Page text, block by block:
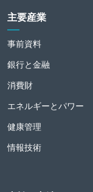
主要産業
事前資料
銀行と金融
消費財
エネルギーとパワー
健康管理
情報技術